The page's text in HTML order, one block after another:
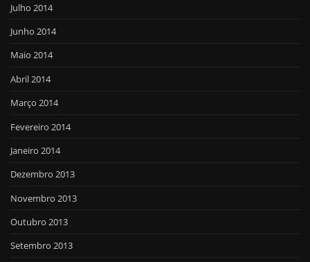
Julho 2014
Junho 2014
Maio 2014
Abril 2014
Março 2014
Fevereiro 2014
Janeiro 2014
Dezembro 2013
Novembro 2013
Outubro 2013
Setembro 2013